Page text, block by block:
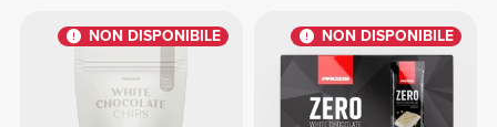
NON DISPONIBILE NON DISPONIBILE